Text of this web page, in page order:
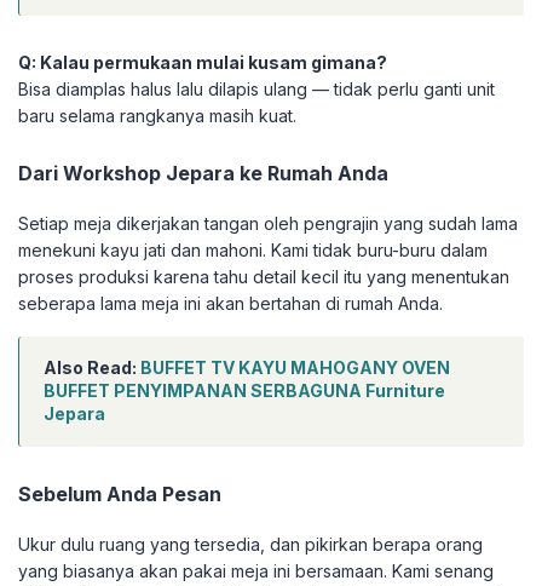
Q: Kalau permukaan mulai kusam gimana?
Bisa diamplas halus lalu dilapis ulang — tidak perlu ganti unit
baru selama rangkanya masih kuat.
Dari Workshop Jepara ke Rumah Anda
Setiap meja dikerjakan tangan oleh pengrajin yang sudah lama
menekuni kayu jati dan mahoni. Kami tidak buru-buru dalam
proses produksi karena tahu detail kecil itu yang menentukan
seberapa lama meja ini akan bertahan di rumah Anda.
Also Read: BUFFET TV KAYU MAHOGANY OVEN
BUFFET PENYIMPANAN SERBAGUNA Furniture
Jepara
Sebelum Anda Pesan
Ukur dulu ruang yang tersedia, dan pikirkan berapa orang
yang biasanya akan pakai meja ini bersamaan. Kami senang